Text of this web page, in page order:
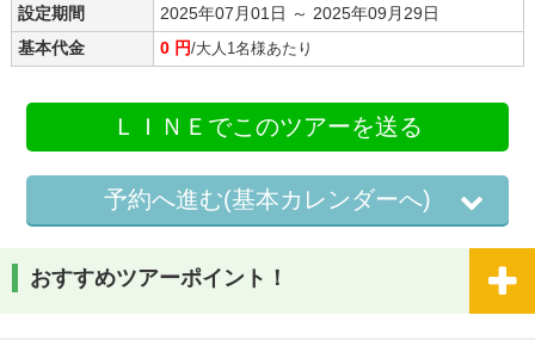
設定期間
2025年07月01日 ～ 2025年09月29日
基本代金
0 円/大人1名様あたり
ＬＩＮＥでこのツアーを送る
予約へ進む(基本カレンダーへ)
おすすめツアーポイント！